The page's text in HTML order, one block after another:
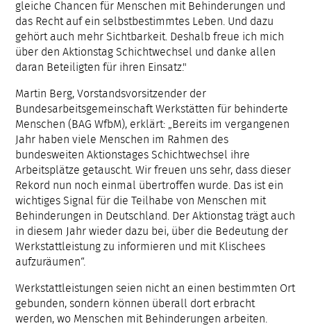
gleiche Chancen für Menschen mit Behinderungen und
das Recht auf ein selbstbestimmtes Leben. Und dazu
gehört auch mehr Sichtbarkeit. Deshalb freue ich mich
über den Aktionstag Schichtwechsel und danke allen
daran Beteiligten für ihren Einsatz."
Martin Berg, Vorstandsvorsitzender der
Bundesarbeitsgemeinschaft Werkstätten für behinderte
Menschen (BAG WfbM), erklärt: „Bereits im vergangenen
Jahr haben viele Menschen im Rahmen des
bundesweiten Aktionstages Schichtwechsel ihre
Arbeitsplätze getauscht. Wir freuen uns sehr, dass dieser
Rekord nun noch einmal übertroffen wurde. Das ist ein
wichtiges Signal für die Teilhabe von Menschen mit
Behinderungen in Deutschland. Der Aktionstag trägt auch
in diesem Jahr wieder dazu bei, über die Bedeutung der
Werkstattleistung zu informieren und mit Klischees
aufzuräumen“.
Werkstattleistungen seien nicht an einen bestimmten Ort
gebunden, sondern können überall dort erbracht
werden, wo Menschen mit Behinderungen arbeiten.